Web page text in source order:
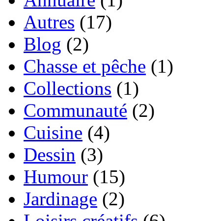
Autres (17)
Blog (2)
Chasse et pêche (1)
Collections (1)
Communauté (2)
Cuisine (4)
Dessin (3)
Humour (15)
Jardinage (2)